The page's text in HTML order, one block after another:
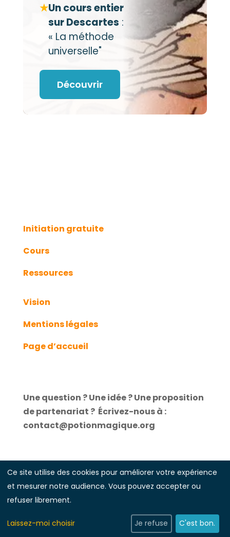
★Un cours entier
sur Descartes :
« La méthode
universelle"
Découvrir
Initiation gratuite
Cours
Ressources
Vision
Mentions légales
Page d’accueil
Une question ? Une idée ? Une proposition
de partenariat ? Écrivez-nous à :
contact@potionmagique.org
Illustrations réalisées parLaure Guillebon
Ce site utilise des cookies pour améliorer votre expérience
et mesurer notre audience. Vous pouvez accepter ou
refuser librement.
Laissez-moi choisir Je refuse C'est bon.